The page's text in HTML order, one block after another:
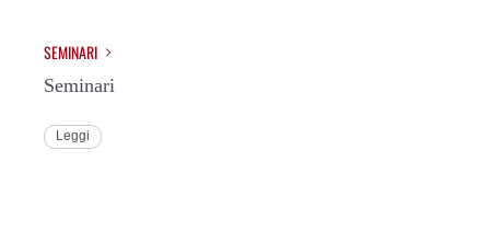
SEMINARI
Seminari
Leggi